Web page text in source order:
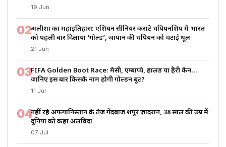
19 Jun
02अलीशा का महाइतिहास: एशियन सीनियर कराटे चैंपियनशिप में भारत
को पहली बार दिलाया ‘गोल्ड’, जापान की चैंपियन को चटाई धूल
21 Jun
03FIFA Golden Boot Race: मेसी, एम्बाप्पे, हालैंड या हैरी केन…
जानिए इस बार किसके नाम होगी गोल्डन बूट?
11 Jul
04नहीं रहे अफगानिस्तान के तेज गेंदबाज शपूर ज़ादरान, 38 साल की उम्र में
दुनिया को कहा अलविदा
07 Jul